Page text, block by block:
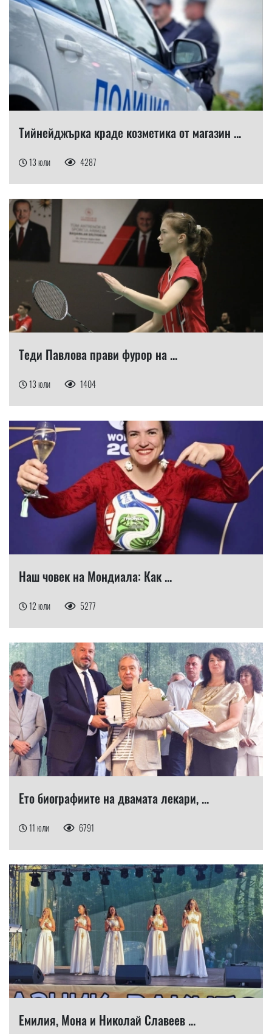
Тийнейджърка краде козметика от магазин ...
13 юли 4287
Теди Павлова прави фурор на ...
13 юли 1404
Наш човек на Мондиала: Как ...
12 юли 5277
Ето биографиите на двамата лекари, ...
11 юли 6791
Емилия, Мона и Николай Славеев ...